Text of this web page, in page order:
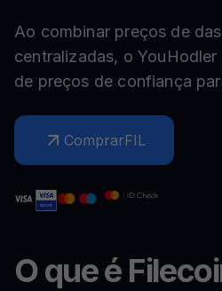
Ao combinar preços de
centralizadas, o
de preços de confiança
ComprarFIL
O que é